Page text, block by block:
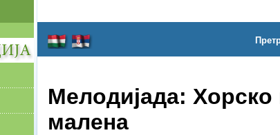
Мелодијада:
малена